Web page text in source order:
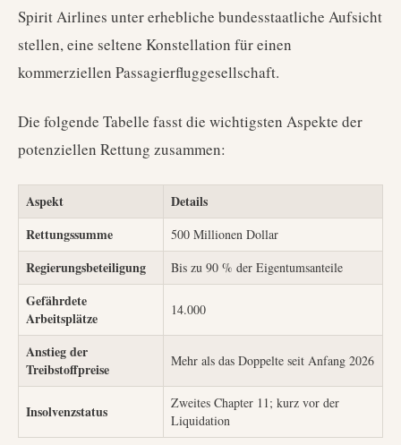
Spirit Airlines unter erhebliche bundesstaatliche Aufsicht
stellen, eine seltene Konstellation für einen
kommerziellen Passagierfluggesellschaft.
Die folgende Tabelle fasst die wichtigsten Aspekte der
potenziellen Rettung zusammen:
Aspekt
Details
Rettungssumme
500 Millionen Dollar
Regierungsbeteiligung Bis zu 90 % der Eigentumsanteile
Gefährdete
Arbeitsplätze
14.000
Anstieg der
Treibstoffpreise
Mehr als das Doppelte seit Anfang 2026
Insolvenzstatus
Zweites Chapter 11; kurz vor der
Liquidation